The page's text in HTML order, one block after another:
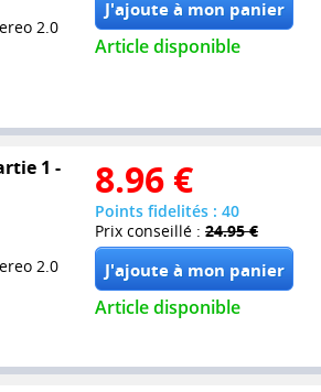
2.0
Article disponible
1 -
2.0
8.96 €
Points fidelités : 40
Prix conseillé : 24.95 €
Article disponible